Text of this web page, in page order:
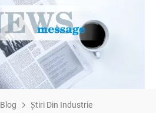
Blog Știri Din Industrie